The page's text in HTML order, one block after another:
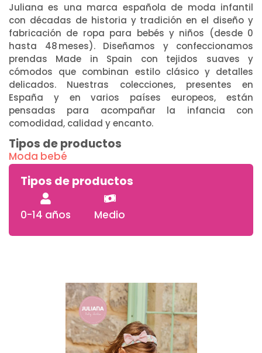
Juliana es una marca española de moda infantil
con décadas de historia y tradición en el diseño y
fabricación de ropa para bebés y niños (desde 0
hasta 48 meses). Diseñamos y confeccionamos
prendas Made in Spain con tejidos suaves y
cómodos que combinan estilo clásico y detalles
delicados. Nuestras colecciones, presentes en
España y en varios países europeos, están
pensadas para acompañar la infancia con
comodidad, calidad y encanto.
Tipos de productos
Moda bebé
Tipos de productos
0-14 años Medio